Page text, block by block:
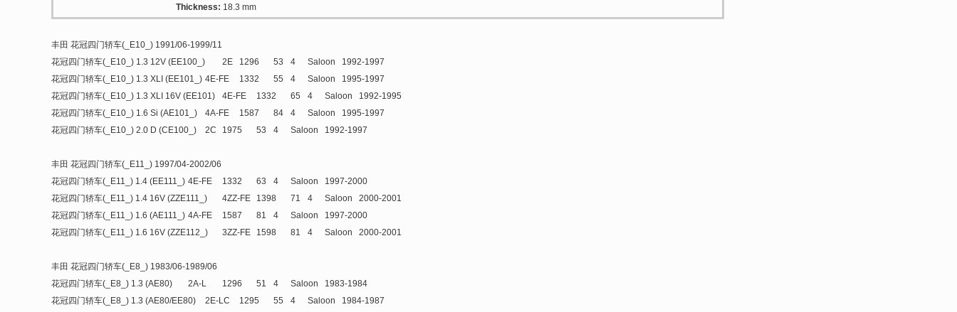
Thickness: 18.3 mm
丰田 花冠四门轿车(_E10_) 1991/06-1999/11
花冠四门轿车(_E10_) 1.3 12V (EE100_)
2E 1296 53 4 Saloon
1992-1997
花冠四门轿车(_E10_) 1.3 XLI (EE101_) 4E-FE 1332 55 4 Saloon
1995-1997
花冠四门轿车(_E10_) 1.3 XLI 16V (EE101)
4E-FE 1332 65 4 Saloon
1992-1995
花冠四门轿车(_E10_) 1.6 Si (AE101_)
4A-FE 1587 84 4 Saloon
1995-1997
花冠四门轿车(_E10_) 2.0 D (CE100_)
2C 1975 53 4 Saloon 1992-1997
丰田 花冠四门轿车(_E11_) 1997/04-2002/06
花冠四门轿车(_E11_) 1.4 (EE111_) 4E-FE 1332 63 4 Saloon
1997-2000
花冠四门轿车(_E11_) 1.4 16V (ZZE111_)
4ZZ-FE 1398 71 4 Saloon
2000-2001
花冠四门轿车(_E11_) 1.6 (AE111_) 4A-FE 1587 81 4 Saloon
1997-2000
花冠四门轿车(_E11_) 1.6 16V (ZZE112_)
3ZZ-FE 1598 81 4 Saloon 2000-2001
丰田 花冠四门轿车(_E8_) 1983/06-1989/06
花冠四门轿车(_E8_) 1.3 (AE80)
2A-L 1296 51 4 Saloon
1983-1984
花冠四门轿车(_E8_) 1.3 (AE80/EE80)
2E-LC 1295 55 4 Saloon
1984-1987